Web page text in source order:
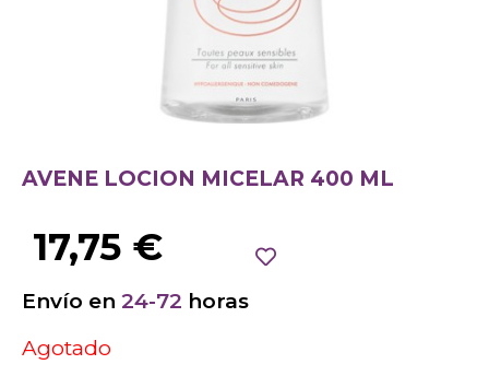
AVENE LOCION MICELAR 400 ML
17,75 €
Envío en 24-72 horas
Agotado